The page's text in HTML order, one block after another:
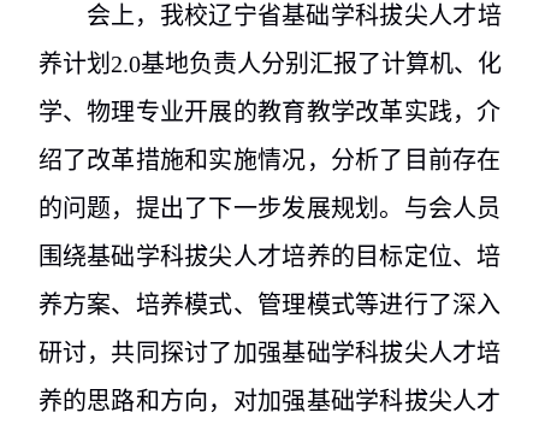
会上，我校辽宁省基础学科拔尖人才培
养计划 2.0基地负责人分别汇报了计算机、化
学、物理专业开展的教育教学改革实践，介
绍了改革措施和实施情况，分析了目前存在
的问题，提出了下一步发展规划。与会人员
围绕基础学科拔尖人才培养的目标定位、培
养方案、培养模式、管理模式等进行了深入
研讨，共同探讨了加强基础学科拔尖人才培
养的思路和方向，对加强基础学科拔尖人才